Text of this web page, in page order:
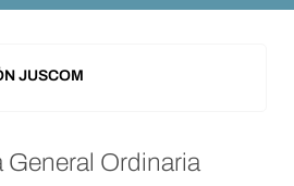
JUSCOM
General Ordinaria